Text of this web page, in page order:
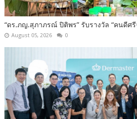
“ดร.ภญ.สุภาภรณ์ ปิติพร” รับรางวัล “คนดีศ
August 05, 2026 0